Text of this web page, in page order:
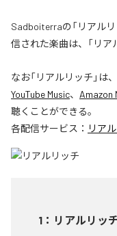
Sadboiterraの「リアル
信された楽曲は、「リア
なお「リアルリッチ 」は、
YouTube Music、 Amazon
聴くことができる。
各配信サービス： リア
1 ： リアルリッ